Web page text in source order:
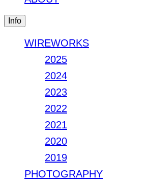
Info
WIREWORKS
2025
2024
2023
2022
2021
2020
2019
PHOTOGRAPHY